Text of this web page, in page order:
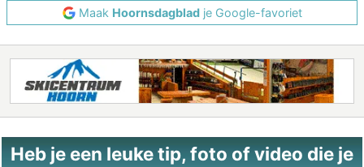
Maak Hoornsdagbladje Google-favoriet
Heb je een leuke tip, foto of video die je